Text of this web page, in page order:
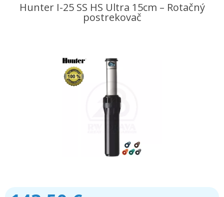
Hunter I-25 SS HS Ultra 15cm – Rotačný
postrekovač